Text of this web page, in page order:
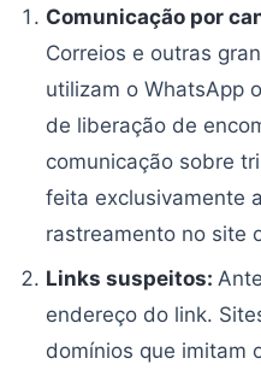
Comunicação por
Correios e outras
utilizam o WhatsApp
de liberação de
comunicação sobre
feita exclusivamente
rastreamento no site
Links suspeitos:
endereço do link.
domínios que imitam